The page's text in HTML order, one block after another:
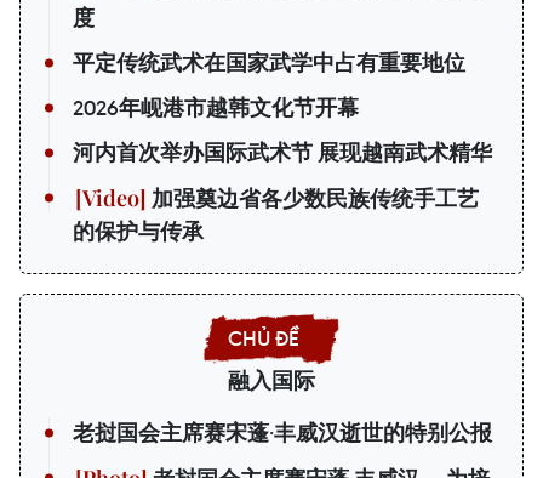
度
平定传统武术在国家武学中占有重要地位
2026年岘港市越韩文化节开幕
河内首次举办国际武术节 展现越南武术精华
加强奠边省各少数民族传统手工艺
的保护与传承
融入国际
老挝国会主席赛宋蓬·丰威汉逝世的特别公报